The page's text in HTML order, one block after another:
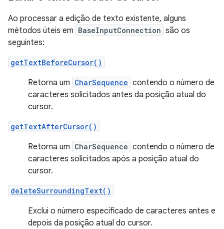
Ao processar a edição de texto existente, alguns
métodos úteis em BaseInputConnection são os
seguintes:
getTextBeforeCursor()
Retorna um CharSequence contendo o número de
caracteres solicitados antes da posição atual do
cursor.
getTextAfterCursor()
Retorna um CharSequence contendo o número de
caracteres solicitados após a posição atual do
cursor.
deleteSurroundingText()
Exclui o número especificado de caracteres antes e
depois da posição atual do cursor.